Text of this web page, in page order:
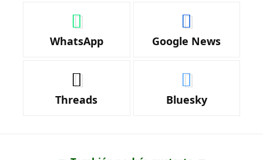
WhatsApp Google News
Threads Bluesky